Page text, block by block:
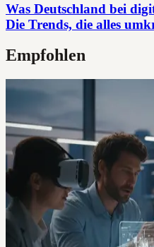
Was Deutschland bei
Die Trends, die alles
Empfohlen